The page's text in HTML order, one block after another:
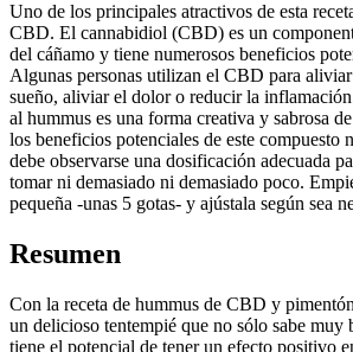
Uno de los principales atractivos de esta
CBD. El cannabidiol (CBD) es un
del cáñamo y tiene numerosos beneficios
Algunas personas utilizan el CBD para
sueño, aliviar el dolor o reducir la
al hummus es una forma creativa y sabrosa
los beneficios potenciales de este compuesto
debe observarse una dosificación adecuada
tomar ni demasiado ni demasiado poco.
pequeña -unas 5 gotas- y ajústala según sea
Resumen
Con la receta de hummus de CBD y
un delicioso tentempié que no sólo sabe muy
tiene el potencial de tener un efecto positivo